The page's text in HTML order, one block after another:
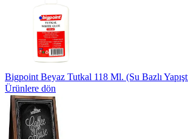
Bigpoint Beyaz Tutkal 118 Ml. (Su Bazlı
Ürünlere dön